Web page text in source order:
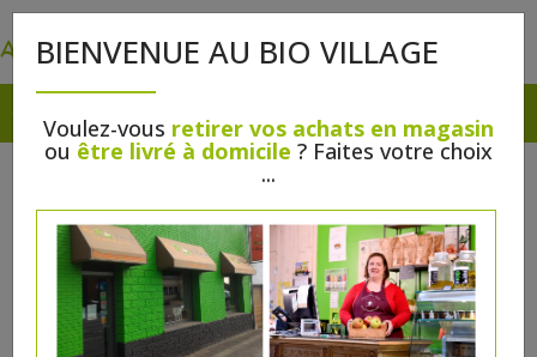
BIENVENUE AU BIO VILLAGE
Voulez-vous retirer vos achats en magasin
ou être livré à domicile ? Faites votre choix
...